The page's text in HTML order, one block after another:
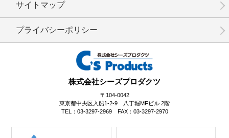
No.3-069
株式会社シーズプロダクツ
〒104-0042
東京都中央区入船1-2-9 八丁堀MFビル 2階
TEL：03-3297-2969 FAX：03-3297-2970
サイトマップ
プライバシーポリシー